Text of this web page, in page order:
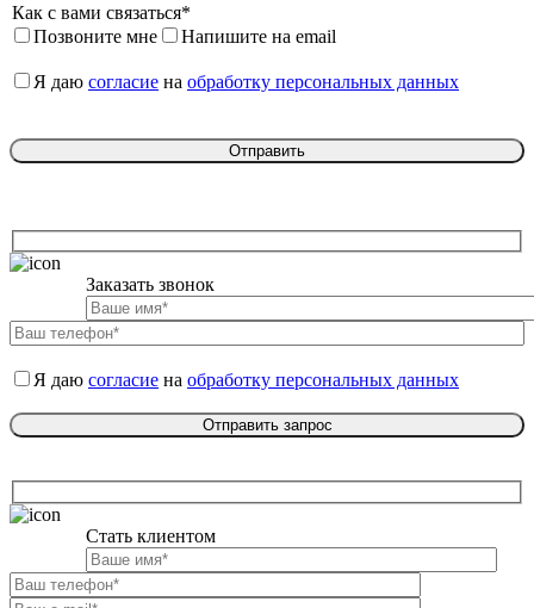
Как с вами связаться*
Позвоните мне
Напишите на email
Я даю согласие на обработку персональных данных
Заказать звонок
Я даю согласие на обработку персональных данных
Стать клиентом